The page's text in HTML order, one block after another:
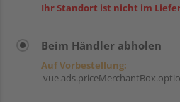
Ihr Standort ist nicht im
Beim Händler abholen
Auf Vorbestellung: